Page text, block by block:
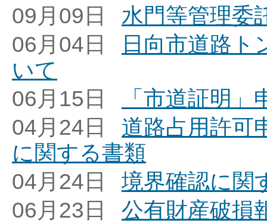
09月09日
水門等管理委
06月04日
日向市道路ト
いて
06月15日
「市道証明
04月24日
道路占用許可
に関する書類
04月24日
境界確認に関
06月23日
公有財産破損